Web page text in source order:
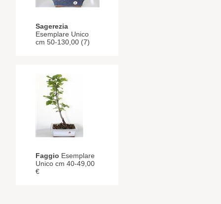
Sagerezia
Esemplare Unico
cm 50-130,00 (7)
Faggio Esemplare
Unico cm 40-49,00
€